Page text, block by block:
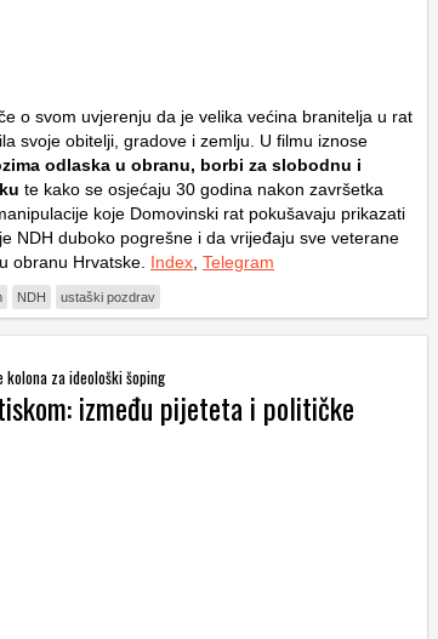
o svom uvjerenju da je velika većina branitelja u rat
svoje obitelji, gradove i zemlju. U filmu iznose
odlaska u obranu, borbi za slobodnu i
te kako se osjećaju 30 godina nakon završetka
koje Domovinski rat pokušavaju prikazati
NDH duboko pogrešne i da vrijeđaju sve veterane
obranu Hrvatske. Index Telegram
NDH ustaški pozdrav
kolona za ideološki šoping
između pijeteta i političke